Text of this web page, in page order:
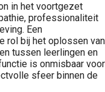
in het voortgezet
professionaliteit
Een
rol bij het oplossen van
tussen leerlingen en
is onmisbaar voor
sfeer binnen de